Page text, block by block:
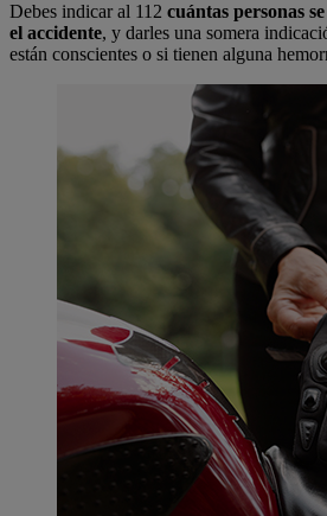
Debes indicar al 112 cuántas personas
el accidente, y darles una somera
están conscientes o si tienen alguna